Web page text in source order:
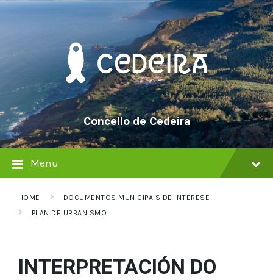
Skip
Skip
Skip
Concello de Cedeira
Menu
HOME
DOCUMENTOS MUNICIPAIS DE INTERESE
PLAN DE URBANISMO
INTERPRETACIÓN DO